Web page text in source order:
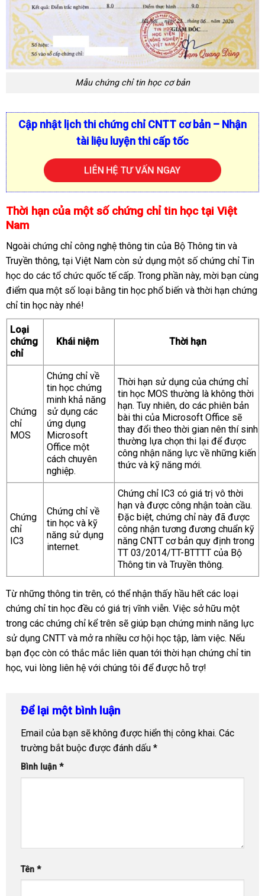
Mẫu chứng chỉ tin học cơ bản
Cập nhật lịch thi chứng chỉ CNTT cơ bản – Nhận
tài liệu luyện thi cấp tốc
LIÊN HỆ TƯ VẤN NGAY
Thời hạn của một số chứng chỉ tin học tại Việt
Nam
Ngoài chứng chỉ công nghệ thông tin của Bộ Thông tin và
Truyền thông, tại Việt Nam còn sử dụng một số chứng chỉ Tin
học do các tổ chức quốc tế cấp. Trong phần này, mời bạn cùng
điểm qua một số loại bằng tin học phổ biến và thời hạn chứng
chỉ tin học này nhé!
Loại
chứng
chỉ
Khái niệm Thời hạn
Chứng
chỉ
MOS
Chứng chỉ về
tin học chứng
minh khả năng
sử dụng các
ứng dụng
Microsoft
Office một
cách chuyên
nghiệp.
Thời hạn sử dụng của chứng chỉ
tin học MOS thường là không thời
hạn. Tuy nhiên, do các phiên bản
bài thi của Microsoft Office sẽ
thay đổi theo thời gian nên thí sinh
thường lựa chọn thi lại để được
công nhận năng lực về những kiến
thức và kỹ năng mới.
Chứng
chỉ
IC3
Chứng chỉ về
tin học và kỹ
năng sử dụng
internet.
Chứng chỉ IC3 có giá trị vô thời
hạn và được công nhận toàn cầu.
Đặc biệt, chứng chỉ này đã được
công nhận tương đương chuẩn kỹ
năng CNTT cơ bản quy định trong
TT 03/2014/TT-BTTTT của Bộ
Thông tin và Truyền thông.
Từ những thông tin trên, có thể nhận thấy hầu hết các loại
chứng chỉ tin học đều có giá trị vĩnh viễn. Việc sở hữu một
trong các chứng chỉ kể trên sẽ giúp bạn chứng minh năng lực
sử dụng CNTT và mở ra nhiều cơ hội học tập, làm việc. Nếu
bạn đọc còn có thắc mắc liên quan tới thời hạn chứng chỉ tin
học, vui lòng liên hệ với chúng tôi để được hỗ trợ!
Để lại một bình luận
Email của bạn sẽ không được hiển thị công khai. Các
trường bắt buộc được đánh dấu *
Bình luận *
Tên *